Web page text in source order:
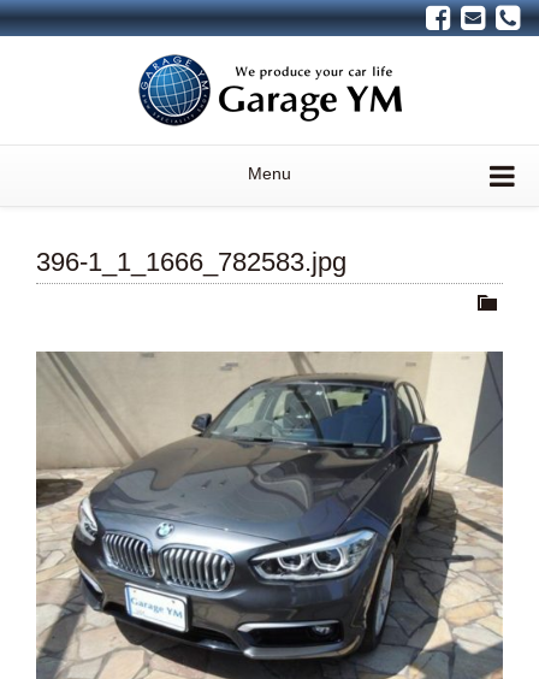
Menu
396-1_1_1666_782583.jpg